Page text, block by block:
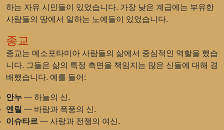
하는 자유 시민들이 있었습니다. 가장 낮은 계급에는 부유한
사람들의 땅에서 일하는 노예들이 있었습니다.
종교
종교는 메소포타미아 사람들의 삶에서 중심적인 역할을 했습
니다. 그들은 삶의 특정 측면을 책임지는 많은 신들에 대해 경
배했습니다. 예를 들어:
안누 — 하늘의 신.
엔릴 — 바람과 폭풍의 신.
이슈타르 — 사랑과 전쟁의 여신.